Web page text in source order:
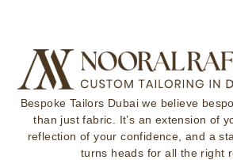
Bespoke Tailors Dubai we believe
than just fabric. It’s an extension of
reflection of your confidence, and a
turns heads for all the right